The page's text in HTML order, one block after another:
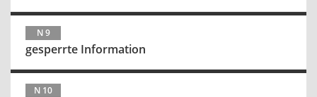
N 9
gesperrte Information
N 10